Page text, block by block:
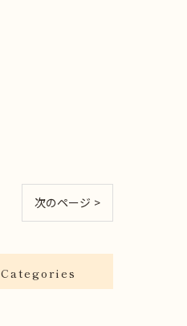
次のページ >
Categories